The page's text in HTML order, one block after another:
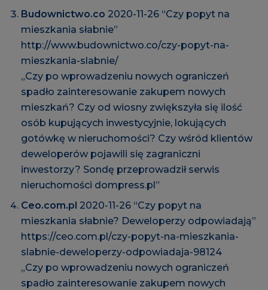
Budownictwo.co 2020-11-26 “Czy popyt na
mieszkania słabnie”
http://www.budownictwo.co/czy-popyt-na-
mieszkania-slabnie/
„Czy po wprowadzeniu nowych ograniczeń
spadło zainteresowanie zakupem nowych
mieszkań? Czy od wiosny zwiększyła się ilość
osób kupujących inwestycyjnie, lokujących
gotówkę w nieruchomości? Czy wśród klientów
deweloperów pojawili się zagraniczni
inwestorzy? Sondę przeprowadził serwis
nieruchomości dompress.pl”
Ceo.com.pl 2020-11-26 “Czy popyt na
mieszkania słabnie? Deweloperzy odpowiadają”
https://ceo.com.pl/czy-popyt-na-mieszkania-
slabnie-deweloperzy-odpowiadaja-98124
„Czy po wprowadzeniu nowych ograniczeń
spadło zainteresowanie zakupem nowych